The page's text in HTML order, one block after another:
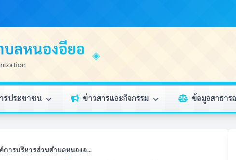
บลหนองอียอ
รประชาชน ข่าวสารและกิจกรรม ข้อมูลสาธาร
การบริหารส่วนตำบลหนองอ...